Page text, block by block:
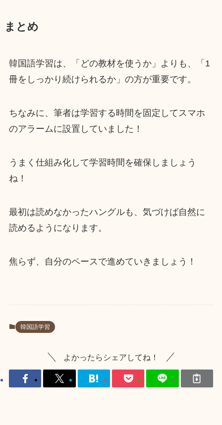
まとめ
韓国語学習は、「どの教材を使うか」よりも、「1
冊をしっかり続けられるか」の方が重要です。
ちなみに、筆者は学習する時間を固定してスマホ
のアラームに設置していました！
うまく仕組み化して学習時間を確保しましょう
ね！
最初は読めなかったハングルも、気づけば自然に
読めるようになります。
焦らず、自分のペースで進めていきましょう！
韓国語学習
よかったらシェアしてね！